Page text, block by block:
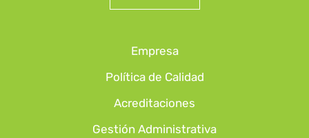
Empresa
Política de Calidad
Acreditaciones
Gestión Administrativa